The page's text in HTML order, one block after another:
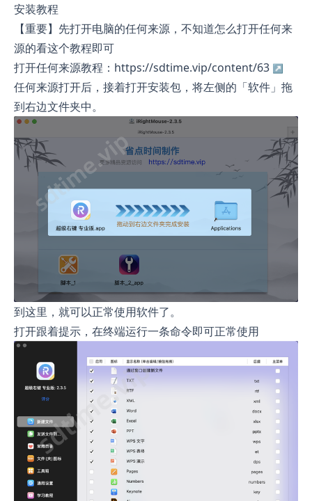
安装教程
【重要】先打开电脑的任何来源，不知道怎么打开任何来
源的看这个教程即可
打开任何来源教程：https://sdtime.vip/content/63
任何来源打开后，接着打开安装包，将左侧的「软件」拖
到右边文件夹中。
到这里，就可以正常使用软件了。
打开跟着提示，在终端运行一条命令即可正常使用